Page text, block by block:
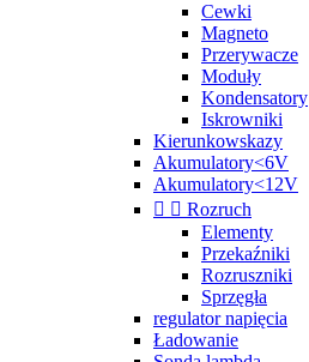
Cewki
Magneto
Przerywacze
Moduły
Kondensatory
Iskrowniki
Kierunkowskazy
Akumulatory<6V
Akumulatory<12V
  Rozruch
Elementy
Przekaźniki
Rozruszniki
Sprzęgła
regulator napięcia
Ładowanie